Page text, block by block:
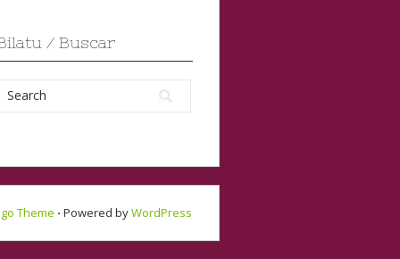
/ Buscar
Theme ⋅ Powered byWordPress